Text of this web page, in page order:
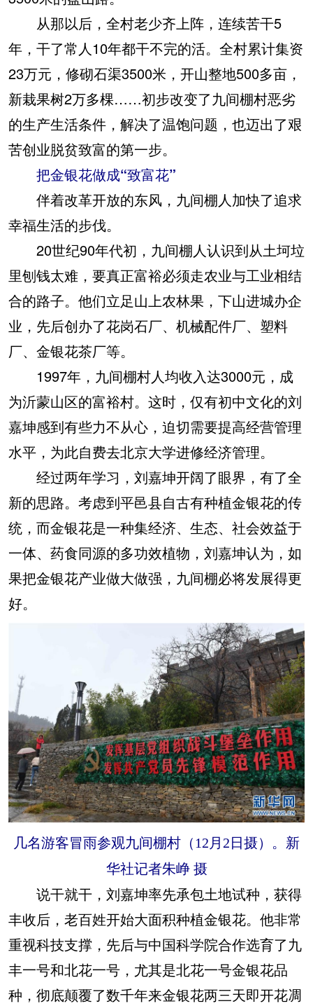
从那以后，全村老少齐上阵，连续苦干5
年，干了常人10年都干不完的活。全村累计集资
23万元，修砌石渠3500米，开山整地500多亩，
新栽果树2万多棵……初步改变了九间棚村恶劣
的生产生活条件，解决了温饱问题，也迈出了艰
苦创业脱贫致富的第一步。
把金银花做成“致富花”
伴着改革开放的东风，九间棚人加快了追求
幸福生活的步伐。
20世纪90年代初，九间棚人认识到从土坷垃
里刨钱太难，要真正富裕必须走农业与工业相结
合的路子。他们立足山上农林果，下山进城办企
业，先后创办了花岗石厂、机械配件厂、塑料
厂、金银花茶厂等。
1997年，九间棚村人均收入达3000元，成
为沂蒙山区的富裕村。这时，仅有初中文化的刘
嘉坤感到有些力不从心，迫切需要提高经营管理
水平，为此自费去北京大学进修经济管理。
经过两年学习，刘嘉坤开阔了眼界，有了全
新的思路。考虑到平邑县自古有种植金银花的传
统，而金银花是一种集经济、生态、社会效益于
一体、药食同源的多功效植物，刘嘉坤认为，如
果把金银花产业做大做强，九间棚必将发展得更
好。
几名游客冒雨参观九间棚村（12月2日摄）。新
华社记者朱峥 摄
说干就干，刘嘉坤率先承包土地试种，获得
丰收后，老百姓开始大面积种植金银花。他非常
重视科技支撑，先后与中国科学院合作选育了九
丰一号和北花一号，尤其是北花一号金银花品
种，彻底颠覆了数千年来金银花两三天即开花凋